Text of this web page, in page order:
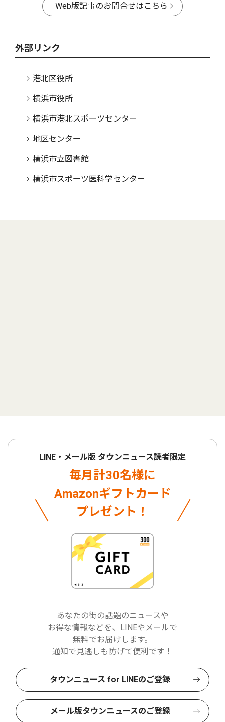
Web版記事のお問合せはこちら
外部リンク
港北区役所
横浜市役所
横浜市港北スポーツセンター
地区センター
横浜市立図書館
横浜市スポーツ医科学センター
LINE・メール版 タウンニュース読者限定
毎月計30名様に
Amazonギフトカード
プレゼント！
あなたの街の話題のニュースや
お得な情報などを、LINEやメールで
無料でお届けします。
通知で見逃しも防げて便利です！
タウンニュース for LINEのご登録
メール版タウンニュースのご登録